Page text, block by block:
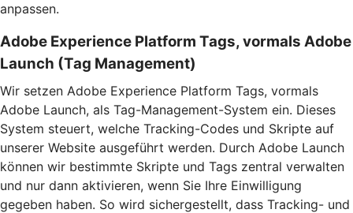
anpassen.
Adobe Experience Platform Tags, vormals Adobe
Launch (Tag Management)
Wir setzen Adobe Experience Platform Tags, vormals
Adobe Launch, als Tag-Management-System ein. Dieses
System steuert, welche Tracking-Codes und Skripte auf
unserer Website ausgeführt werden. Durch Adobe Launch
können wir bestimmte Skripte und Tags zentral verwalten
und nur dann aktivieren, wenn Sie Ihre Einwilligung
gegeben haben. So wird sichergestellt, dass Tracking- und